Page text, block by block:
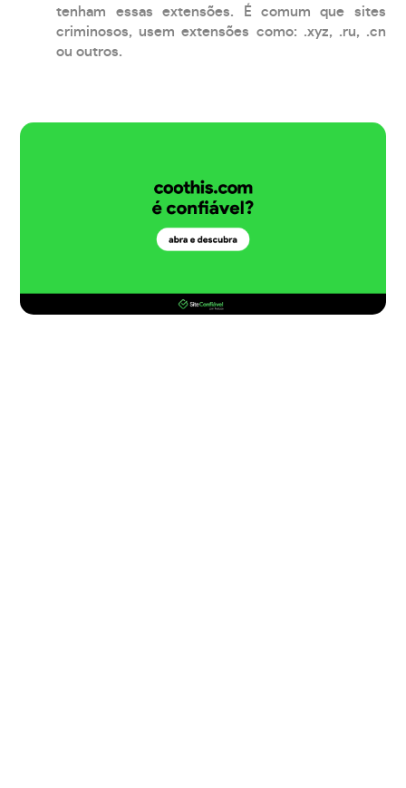
tenham essas extensões. É comum que sites
criminosos, usem extensões como: .xyz, .ru, .cn
ou outros.